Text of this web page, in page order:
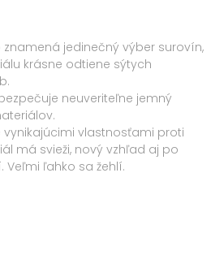
znamená jedinečný výber surovín,
krásne odtiene sýtych
neuveriteľne jemný
vynikajúcimi vlastnosťami proti
má svieži, nový vzhľad aj po
ľahko sa žehlí.